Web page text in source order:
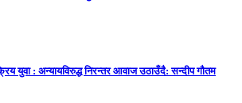
युवा : अन्यायविरुद्ध निरन्तर आवाज उठाउँदै: सन्दीप गौतम